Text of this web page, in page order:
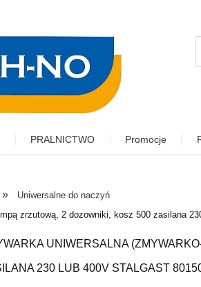
PRALNICTWO Promocje
» Uniwersalne do naczyń
zrzutową, 2 dozowniki, kosz 500 zasilana
UNIWERSALNA
230 LUB 400V STALGAST